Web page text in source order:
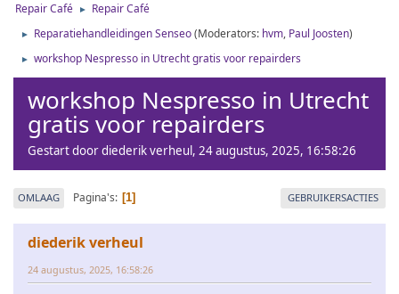
Repair Café ► Repair Café
► Reparatiehandleidingen Senseo(Moderators: hvm, Paul Joosten)
► workshop Nespresso in Utrecht gratis voor repairders
workshop Nespresso in Utrecht
gratis voor repairders
Gestart door diederik verheul, 24 augustus, 2025, 16:58:26
OMLAAG Pagina's 1 GEBRUIKERSACTIES
diederik verheul
24 augustus, 2025, 16:58:26